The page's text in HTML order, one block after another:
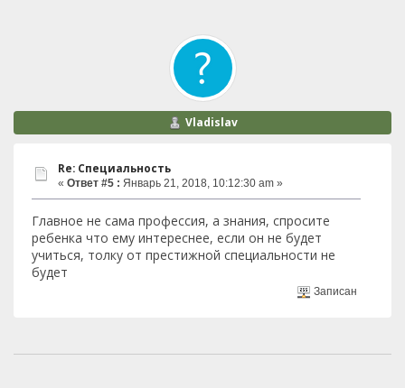
Vladislav
Re: Специальность
« Ответ #5 : Январь 21, 2018, 10:12:30 am »
Главное не сама профессия, а знания, спросите
ребенка что ему интереснее, если он не будет
учиться, толку от престижной специальности не
будет
Записан